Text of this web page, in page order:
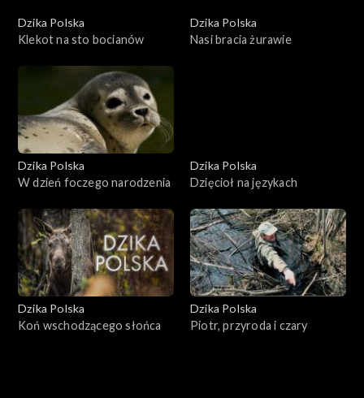
Dzika Polska
Klekot na sto bocianów
Dzika Polska
Nasi bracia żurawie
Dzika Polska
W dzień foczego narodzenia
Dzika Polska
Dzięcioł na językach
Dzika Polska
Koń wschodzącego słońca
Dzika Polska
Piotr, przyroda i czary